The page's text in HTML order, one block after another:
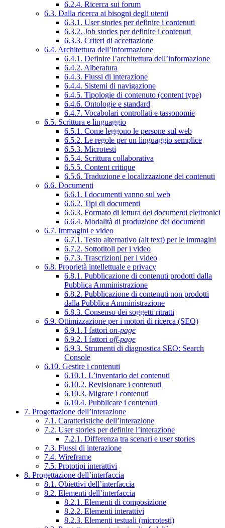
6.2.4. Ricerca sui forum
6.3. Dalla ricerca ai bisogni degli utenti
6.3.1. User stories per definire i contenuti
6.3.2. Job stories per definire i contenuti
6.3.3. Criteri di accettazione
6.4. Architettura dell’informazione
6.4.1. Definire l’architettura dell’informazione
6.4.2. Alberatura
6.4.3. Flussi di interazione
6.4.4. Sistemi di navigazione
6.4.5. Tipologie di contenuto (content type)
6.4.6. Ontologie e standard
6.4.7. Vocabolari controllati e tassonomie
6.5. Scrittura e linguaggio
6.5.1. Come leggono le persone sul web
6.5.2. Le regole per un linguaggio semplice
6.5.3. Microtesti
6.5.4. Scrittura collaborativa
6.5.5. Content critique
6.5.6. Traduzione e localizzazione dei contenuti
6.6. Documenti
6.6.1. I documenti vanno sul web
6.6.2. Tipi di documenti
6.6.3. Formato di lettura dei documenti elettronici
6.6.4. Modalità di produzione dei documenti
6.7. Immagini e video
6.7.1. Testo alternativo (alt text) per le immagini
6.7.2. Sottotitoli per i video
6.7.3. Trascrizioni per i video
6.8. Proprietà intellettuale e privacy
6.8.1. Pubblicazione di contenuti prodotti dalla
Pubblica Amministrazione
6.8.2. Pubblicazione di contenuti non prodotti
dalla Pubblica Amministrazione
6.8.3. Consenso dei soggetti ritratti
6.9. Ottimizzazione per i motori di ricerca (SEO)
6.9.1. I fattori on-page
6.9.2. I fattori off-page
6.9.3. Strumenti di diagnostica SEO: Search
Console
6.10. Gestire i contenuti
6.10.1. L’inventario dei contenuti
6.10.2. Revisionare i contenuti
6.10.3. Migrare i contenuti
6.10.4. Pubblicare i contenuti
7. Progettazione dell’interazione
7.1. Caratteristiche dell’interazione
7.2. User stories per definire l’interazione
7.2.1. Differenza tra scenari e user stories
7.3. Flussi di interazione
7.4. Wireframe
7.5. Prototipi interattivi
8. Progettazione dell’interfaccia
8.1. Obiettivi dell’interfaccia
8.2. Elementi dell’interfaccia
8.2.1. Elementi di composizione
8.2.2. Elementi interattivi
8.2.3. Elementi testuali (microtesti)